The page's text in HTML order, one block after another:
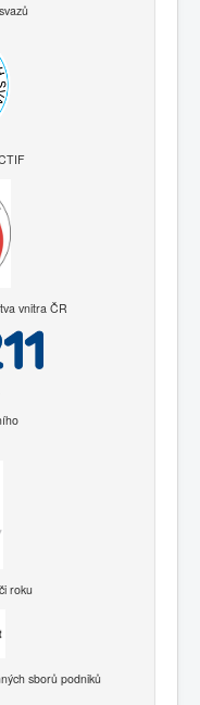
vnitra ČR
roku
sborů podniků